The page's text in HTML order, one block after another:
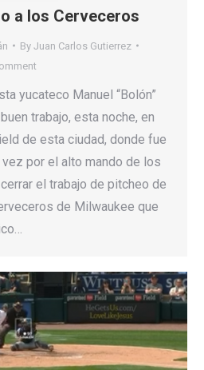
a los Cerveceros
By Juan Carlos Gutierrez
yucateco Manuel “Bolón”
trabajo, esta noche, en
de esta ciudad, donde fue
por el alto mando de los
el trabajo de pitcheo de
de Milwaukee que